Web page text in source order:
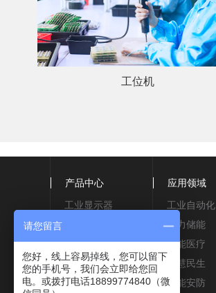
工位机
产品中心
工业显示器
工业平板电脑
工控机
医疗系列
应用领域
工业自动化
电力储能
智能医疗
智慧民生
智能安防
请您留言
您好，线上容易掉线，您可以留下
您的手机号，我们会立即给您回
电。或拨打电话18899774840（微